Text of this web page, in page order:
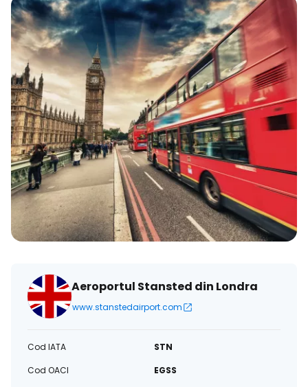
Aeroportul Stansted din Londra
www.stanstedairport.com
Cod IATA
STN
Cod OACI
EGSS
Continuați cu Facebook
Continuați cu e-mailul